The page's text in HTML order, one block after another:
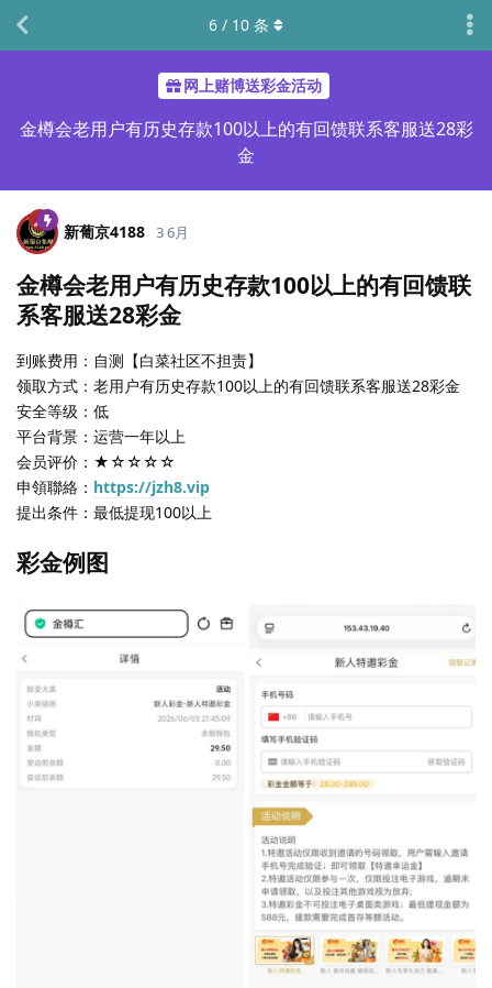
网上赌博送彩金活动
金樽会老用户有历史存款100以上的有回馈联系客服送28彩
金
6 / 10 条
新葡京4188 3 6月
金樽会老用户有历史存款100以上的有回馈联
系客服送28彩金
到账费用：自测【白菜社区不担责】
领取方式：老用户有历史存款100以上的有回馈联系客服送28彩金
安全等级：低
平台背景：运营一年以上
会员评价：★☆☆☆☆
申領聯絡： https://jzh8.vip
提出条件：最低提现100以上
彩金例图